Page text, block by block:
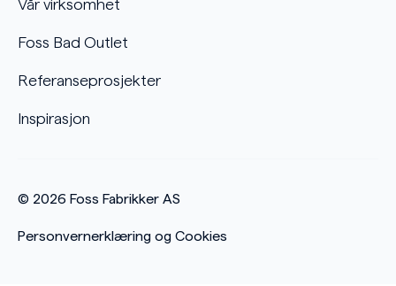
Vår virksomhet
Foss Bad Outlet
Referanseprosjekter
Inspirasjon
© 2026 Foss Fabrikker AS
Personvernerklæring og Cookies